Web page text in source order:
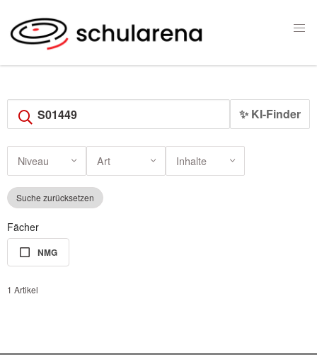
✨ KI-Finder
Niveau Art Inhalte
Suche zurücksetzen
Fächer
NMG
1 Artikel